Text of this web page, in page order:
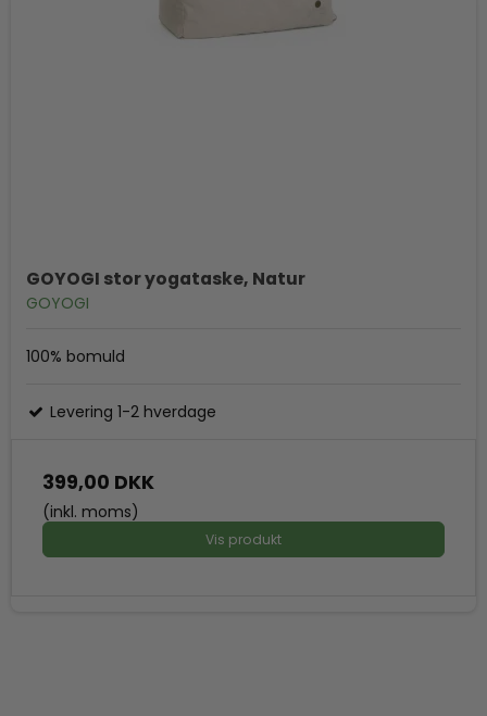
GOYOGI stor yogataske, Natur
GOYOGI
100% bomuld
Levering 1-2 hverdage
399,00 DKK
(inkl. moms)
Vis produkt